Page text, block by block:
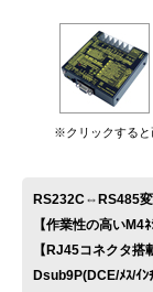
※クリックすると
RS232C⇔RS485変
【作業性の高いM4ﾈ
【RJ45コネクタ搭
Dsub9P(DCE/ﾒｽ/ｲ